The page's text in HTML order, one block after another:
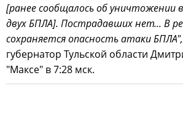
[ранее сообщалось об уничтожении
двух БПЛА]. Пострадавших нет... В
сохраняется опасность атаки БПЛА",
губернатор Тульской области
"Максе" в 7:28 мск.